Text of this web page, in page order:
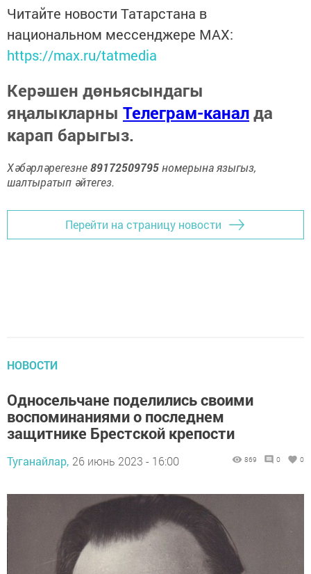
Читайте новости Татарстана в
национальном мессенджере MАХ:
https://max.ru/tatmedia
Керәшен дөньясындагы
яңалыкларны Телеграм-каналда
карап барыгыз.
Хәбәрләрегезне89172509795номерына языгыз,
шалтыратып әйтегез.
Перейти на страницу новости
НОВОСТИ
Односельчане поделились своими
воспоминаниями о последнем
защитнике Брестской крепости
Туганайлар, 26 июнь 2023 - 16:00 869 0 0